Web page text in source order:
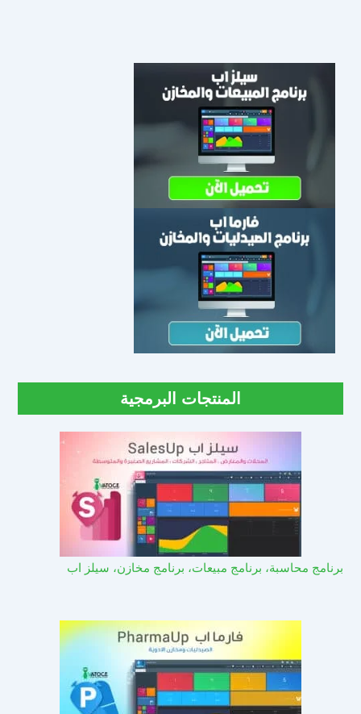
المنتجات البرمجية
برنامج محاسبة، برنامج مبيعات، برنامج مخازن، سيلز اب